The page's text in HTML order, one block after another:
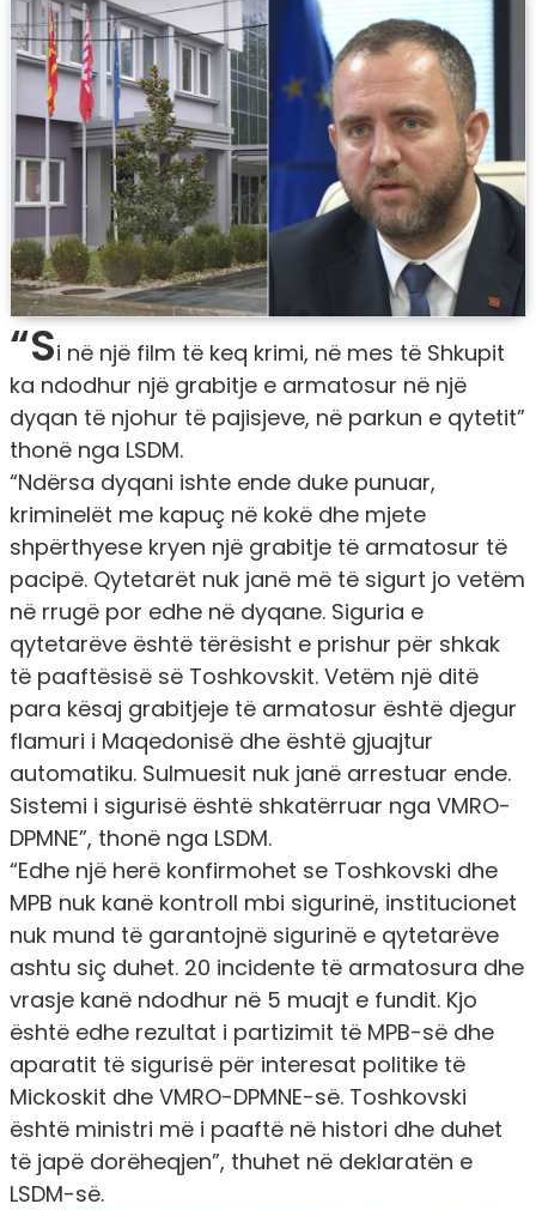
“Si në një film të keq krimi, në mes të Shkupit
ka ndodhur një grabitje e armatosur në një
dyqan të njohur të pajisjeve, në parkun e qytetit”
thonë nga LSDM.
“Ndërsa dyqani ishte ende duke punuar,
kriminelët me kapuç në kokë dhe mjete
shpërthyese kryen një grabitje të armatosur të
pacipë. Qytetarët nuk janë më të sigurt jo vetëm
në rrugë por edhe në dyqane. Siguria e
qytetarëve është tërësisht e prishur për shkak
të paaftësisë së Toshkovskit. Vetëm një ditë
para kësaj grabitjeje të armatosur është djegur
flamuri i Maqedonisë dhe është gjuajtur
automatiku. Sulmuesit nuk janë arrestuar ende.
Sistemi i sigurisë është shkatërruar nga VMRO-
DPMNE”, thonë nga LSDM.
“Edhe një herë konfirmohet se Toshkovski dhe
MPB nuk kanë kontroll mbi sigurinë, institucionet
nuk mund të garantojnë sigurinë e qytetarëve
ashtu siç duhet. 20 incidente të armatosura dhe
vrasje kanë ndodhur në 5 muajt e fundit. Kjo
është edhe rezultat i partizimit të MPB-së dhe
aparatit të sigurisë për interesat politike të
Mickoskit dhe VMRO-DPMNE-së. Toshkovski
është ministri më i paaftë në histori dhe duhet
të japë dorëheqjen”, thuhet në deklaratën e
LSDM-së.